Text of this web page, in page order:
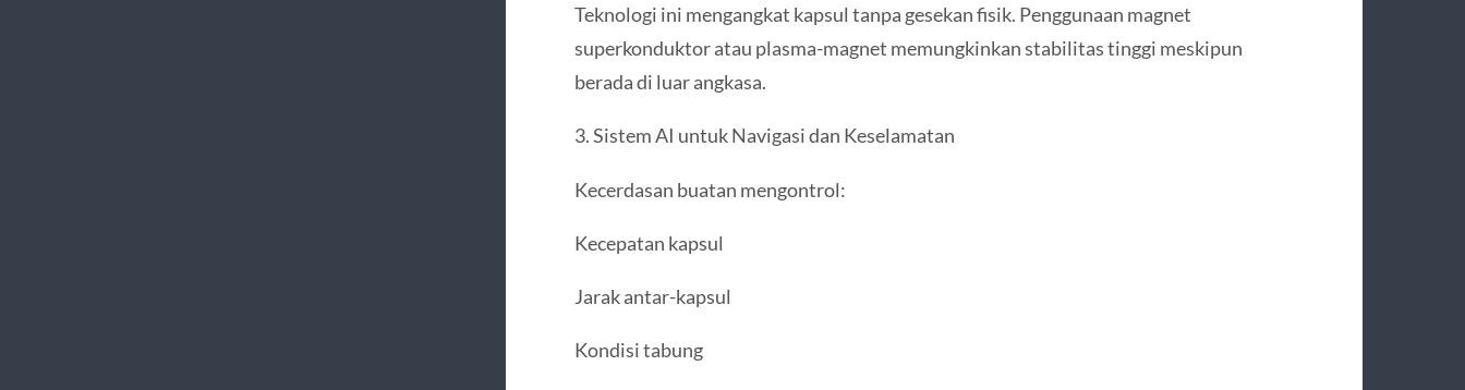
Teknologi ini mengangkat kapsul tanpa gesekan fisik. Penggunaan magnet
superkonduktor atau plasma-magnet memungkinkan stabilitas tinggi meskipun
berada di luar angkasa.
3. Sistem AI untuk Navigasi dan Keselamatan
Kecerdasan buatan mengontrol:
Kecepatan kapsul
Jarak antar-kapsul
Kondisi tabung